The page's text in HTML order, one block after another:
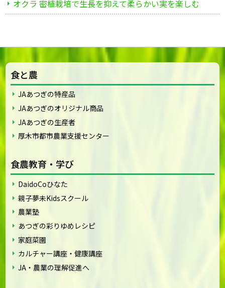
オクラ 密植栽培で生長を抑えて柔らかい実を楽しむ
食と農
JAあつぎの特産品
JAあつぎのオリジナル商品
JAあつぎの生産者
厚木市都市農業支援センター
食農教育・学び
DaidoCoひなた
親子夢未Kidsスクール
農業塾
あつぎの彩りゆめレシピ
家庭菜園
カルチャー講座・健康講座
JA・農業の理解促進へ